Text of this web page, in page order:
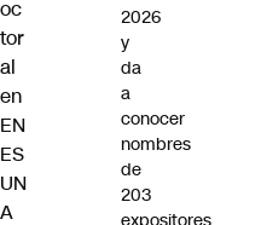
oc
tor
al
en
EN
ES
UN
A
2026
y
da
a
conocer
nombres
de
203
expositores